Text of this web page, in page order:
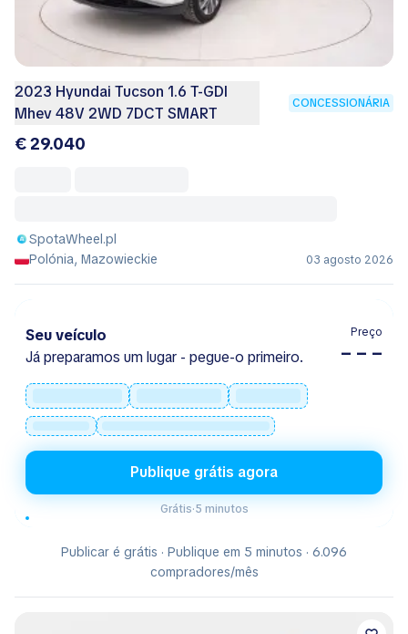
2023 Hyundai Tucson 1.6 T-GDI
Mhev 48V 2WD 7DCT SMART
CONCESSIONÁRIA
€ 29.040
SpotaWheel.pl
Polónia, Mazowieckie
03 agosto 2026
Seu veículo
Já preparamos um lugar - pegue-o primeiro.
Preço
– – –
Publique grátis agora
Grátis·5 minutos
Publicar é grátis · Publique em 5 minutos · 6.096
compradores/mês